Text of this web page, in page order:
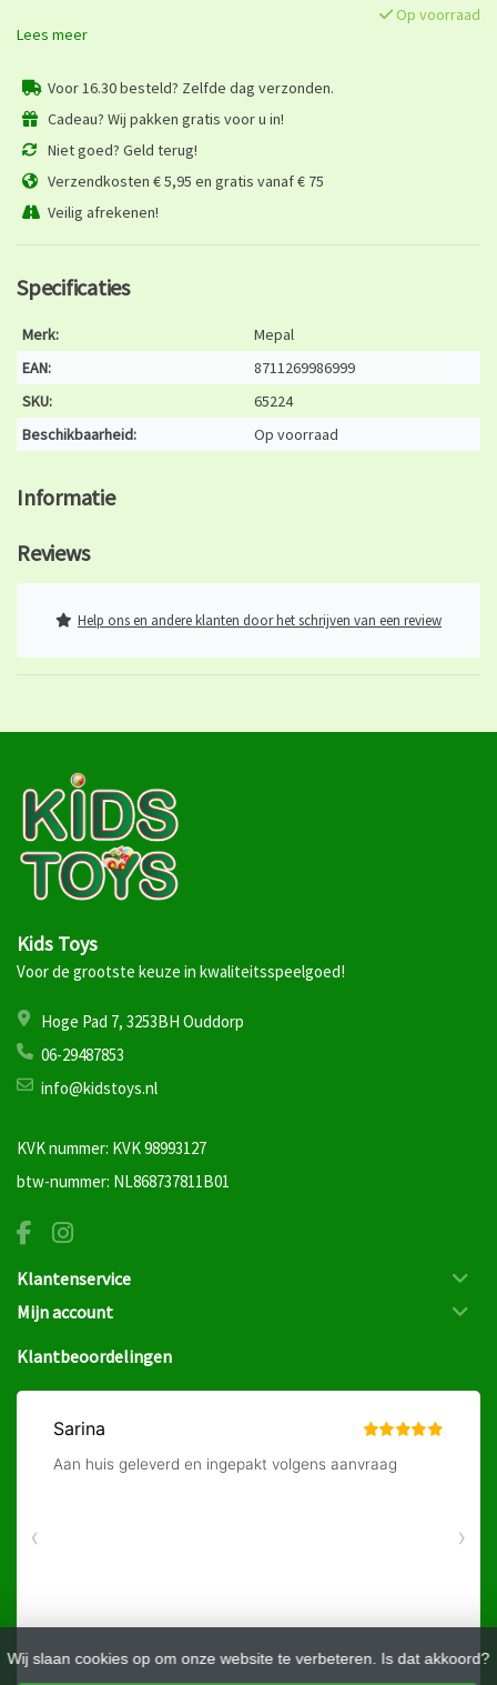
Wij slaan cookies op om onze website te verbeteren. Is dat akkoord?
Op voorraad
Lees meer
Voor 16.30 besteld? Zelfde dag verzonden.
Cadeau? Wij pakken gratis voor u in!
Niet goed? Geld terug!
Verzendkosten € 5,95 en gratis vanaf € 75
Veilig afrekenen!
Specificaties
Merk:
Mepal
EAN:
8711269986999
SKU:
65224
Beschikbaarheid:
Op voorraad
Informatie
Reviews
Help ons en andere klanten door het schrijven van een review
Kids Toys
Voor de grootste keuze in kwaliteitsspeelgoed!
Hoge Pad 7, 3253BH Ouddorp
06-29487853
info@kidstoys.nl
KVK nummer: KVK 98993127
btw-nummer: NL868737811B01
Klantenservice
Mijn account
Klantbeoordelingen